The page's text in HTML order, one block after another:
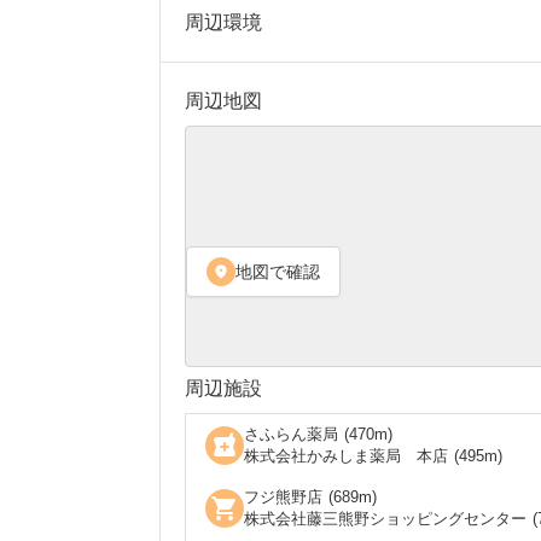
周辺環境
周辺地図
location_on 地図で確認
周辺施設
local_pharmacy さふらん薬局 (470m)
株式会社かみしま薬局 本店 (495m)
shopping_cart フジ熊野店 (689m)
株式会社藤三熊野ショッピングセンター (